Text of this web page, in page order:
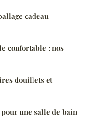
cadeau
confortable : nos
douillets et
une salle de bain